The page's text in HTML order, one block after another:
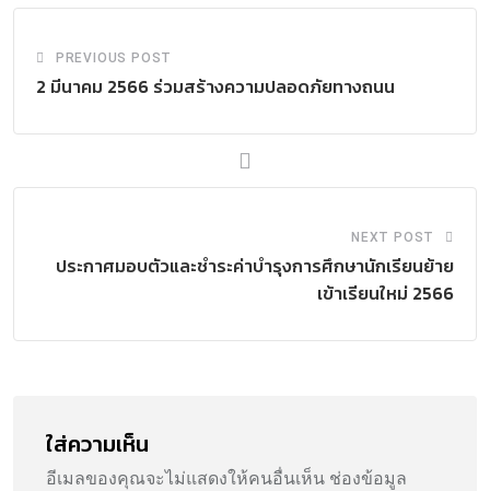
PREVIOUS POST
2 มีนาคม 2566 ร่วมสร้างความปลอดภัยทางถนน
NEXT POST
ประกาศมอบตัวและชำระค่าบำรุงการศึกษานักเรียนย้าย
เข้าเรียนใหม่ 2566
ใส่ความเห็น
อีเมลของคุณจะไม่แสดงให้คนอื่นเห็น ช่องข้อมูล